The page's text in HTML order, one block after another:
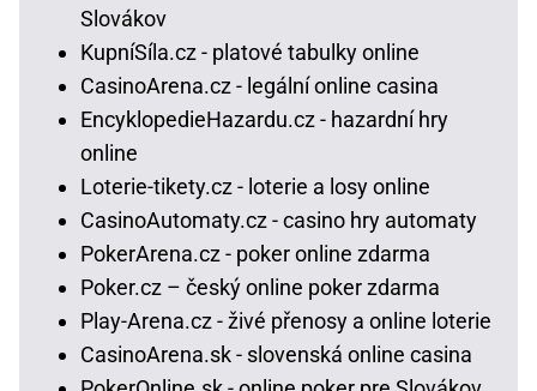
Slovákov
KupníSíla.cz - platové tabulky online
CasinoArena.cz - legální online casina
EncyklopedieHazardu.cz - hazardní hry
online
Loterie-tikety.cz - loterie a losy online
CasinoAutomaty.cz - casino hry automaty
PokerArena.cz - poker online zdarma
Poker.cz – český online poker zdarma
Play-Arena.cz - živé přenosy a online loterie
CasinoArena.sk - slovenská online casina